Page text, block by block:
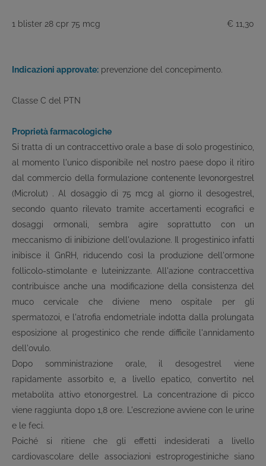
1 blister 28 cpr 75 mcg € 11,30
Indicazioni approvate: prevenzione del concepimento.
Classe C del PTN
Proprietà farmacologiche
Si tratta di un contraccettivo orale a base di solo progestinico,
al momento l'unico disponibile nel nostro paese dopo il ritiro
dal commercio della formulazione contenente levonorgestrel
(Microlut) . Al dosaggio di 75 mcg al giorno il desogestrel,
secondo quanto rilevato tramite accertamenti ecografici e
dosaggi ormonali, sembra agire soprattutto con un
meccanismo di inibizione dell'ovulazione. Il progestinico infatti
inibisce il GnRH, riducendo così la produzione dell'ormone
follicolo-stimolante e luteinizzante. All'azione contraccettiva
contribuisce anche una modificazione della consistenza del
muco cervicale che diviene meno ospitale per gli
spermatozoi, e l'atrofia endometriale indotta dalla prolungata
esposizione al progestinico che rende difficile l'annidamento
dell'ovulo.
Dopo somministrazione orale, il desogestrel viene
rapidamente assorbito e, a livello epatico, convertito nel
metabolita attivo etonorgestrel. La concentrazione di picco
viene raggiunta dopo 1,8 ore. L'escrezione avviene con le urine
e le feci.
Poiché si ritiene che gli effetti indesiderati a livello
cardiovascolare delle associazioni estroprogestiniche siano